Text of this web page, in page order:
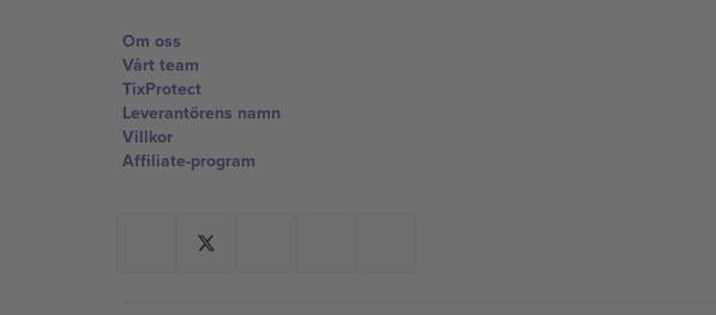
Om oss
Vårt team
TixProtect
Leverantörens namn
Villkor
Affiliate-program